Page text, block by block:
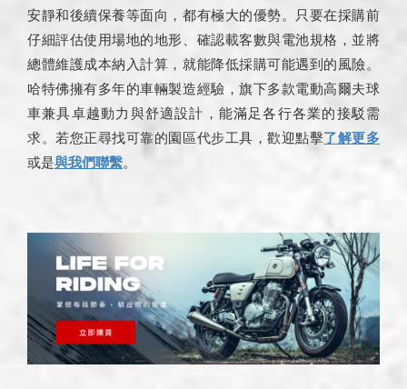
安靜和後續保養等面向，都有極大的優勢。只要在採購前
仔細評估使用場地的地形、確認載客數與電池規格，並將
總體維護成本納入計算，就能降低採購可能遇到的風險。
哈特佛擁有多年的車輛製造經驗，旗下多款電動高爾夫球
車兼具卓越動力與舒適設計，能滿足各行各業的接駁需
求。若您正尋找可靠的園區代步工具，歡迎點擊了解更多
或是與我們聯繫。